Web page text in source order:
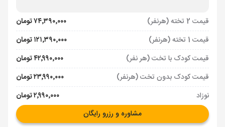
قیمت 2 تخته (هرنفر)
۷۴٬۳۹۰٬۰۰۰ تومان
قیمت 1 تخته (هرنفر)
۱۲۱٬۳۹۰٬۰۰۰ تومان
قیمت کودک با تخت (هر نفر)
۴۲٬۹۹۰٬۰۰۰ تومان
قیمت کودک بدون تخت (هرنفر)
۲۳٬۹۹۰٬۰۰۰ تومان
نوزاد
۲٬۹۹۰٬۰۰۰ تومان
مشاوره و رزرو رایگان